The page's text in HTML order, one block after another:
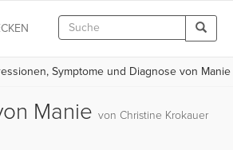
Symptome und Diagnose von Manie
Manie von Christine Krokauer